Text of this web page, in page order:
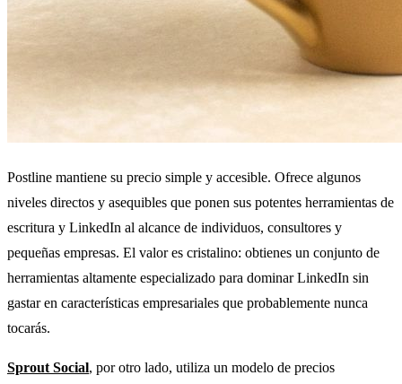
Postline mantiene su precio simple y accesible. Ofrece algunos
niveles directos y asequibles que ponen sus potentes herramientas de
escritura y LinkedIn al alcance de individuos, consultores y
pequeñas empresas. El valor es cristalino: obtienes un conjunto de
herramientas altamente especializado para dominar LinkedIn sin
gastar en características empresariales que probablemente nunca
tocarás.
Sprout Social, por otro lado, utiliza un modelo de precios